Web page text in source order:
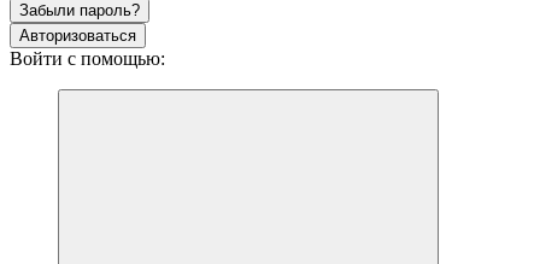
Забыли пароль?
Авторизоваться
Войти с помощью: